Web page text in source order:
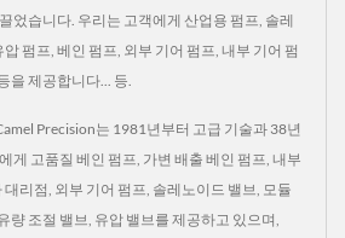
었습니다. 우리는 고객에게 산업용 펌프, 솔레
펌프, 베인 펌프, 외부 기어 펌프, 내부 기어 펌
을 제공합니다... 등.
Precision는 1981년부터 고급 기술과 38년
게 고품질 베인 펌프, 가변 배출 베인 펌프, 내부
리점, 외부 기어 펌프, 솔레노이드 밸브, 모듈
량 조절 밸브, 유압 밸브를 제공하고 있으며,